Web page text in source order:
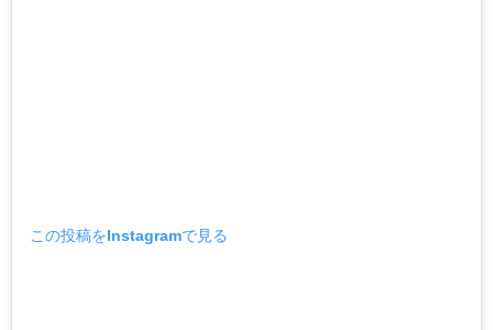
この投稿をInstagramで見る